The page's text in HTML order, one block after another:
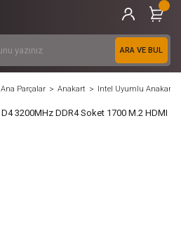
ARA VE BUL
Ana Parçalar Anakart Intel Uyumlu Anakart